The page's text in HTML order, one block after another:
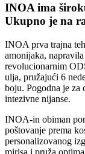
INOA ima
Ukupno je na
INOA prva trajna
amonijaka,
revolucionarnim
ulja, pružajući 6
boju. Pogodna je za
intezivne nijanse.
INOA-in obiman
poštovanje prema
personalizovanog
mirisa i pruža